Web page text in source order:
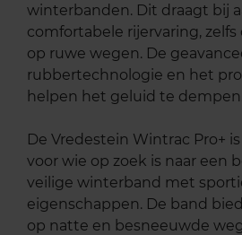
winterbanden. Dit draagt bij
comfortabele rijervaring,
op ruwe wegen. De
rubbertechnologie en het
helpen het geluid te dempen.
De Vredestein Wintrac Pro+
voor wie op zoek is naar een
veilige winterband met
eigenschappen. De band
op natte en besneeuwde